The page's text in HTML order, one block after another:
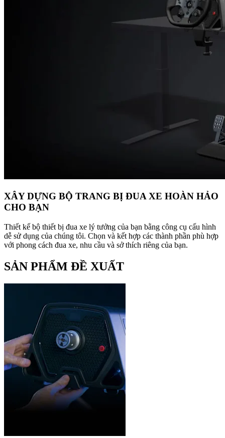
XÂY DỰNG BỘ TRANG BỊ ĐUA XE HOÀN HẢO
CHO BẠN
Thiết kế bộ thiết bị đua xe lý tưởng của bạn bằng công cụ cấu hình
dễ sử dụng của chúng tôi. Chọn và kết hợp các thành phần phù hợp
với phong cách đua xe, nhu cầu và sở thích riêng của bạn.
SẢN PHẨM ĐỀ XUẤT